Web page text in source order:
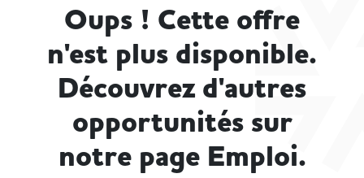
Oups ! Cette offre
n'est plus disponible.
Découvrez d'autres
opportunités sur
notre page Emploi.